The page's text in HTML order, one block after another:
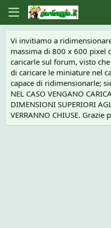
Vi invitiamo a
massima di 800 x 600 pixel
caricarle sul forum, visto
di caricare le miniature nel
capace di ridimensionarle;
NEL CASO VENGANO
DIMENSIONI SUPERIORI
VERRANNO CHIUSE. Grazie